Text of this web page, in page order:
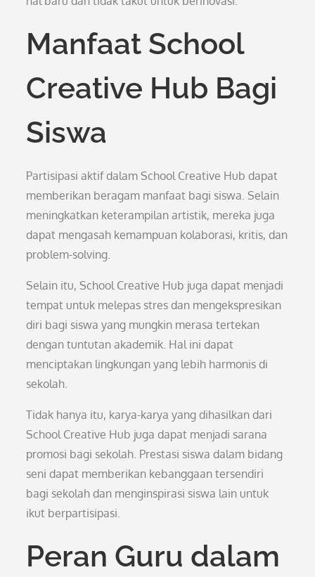
Manfaat School
Creative Hub Bagi
Siswa
Partisipasi aktif dalam School Creative Hub dapat
memberikan beragam manfaat bagi siswa. Selain
meningkatkan keterampilan artistik, mereka juga
dapat mengasah kemampuan kolaborasi, kritis, dan
problem-solving.
Selain itu, School Creative Hub juga dapat menjadi
tempat untuk melepas stres dan mengekspresikan
diri bagi siswa yang mungkin merasa tertekan
dengan tuntutan akademik. Hal ini dapat
menciptakan lingkungan yang lebih harmonis di
sekolah.
Tidak hanya itu, karya-karya yang dihasilkan dari
School Creative Hub juga dapat menjadi sarana
promosi bagi sekolah. Prestasi siswa dalam bidang
seni dapat memberikan kebanggaan tersendiri
bagi sekolah dan menginspirasi siswa lain untuk
ikut berpartisipasi.
Peran Guru dalam